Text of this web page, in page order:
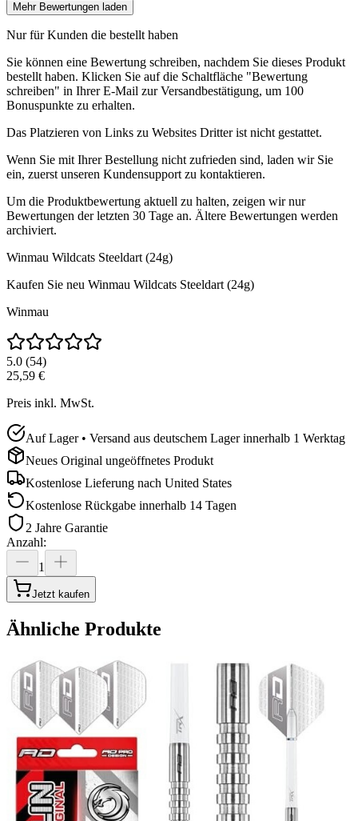
Mehr Bewertungen laden
Nur für Kunden die bestellt haben
Sie können eine Bewertung schreiben, nachdem Sie dieses Produkt
bestellt haben. Klicken Sie auf die Schaltfläche "Bewertung
schreiben" in Ihrer E-Mail zur Versandbestätigung, um 100
Bonuspunkte zu erhalten.
Das Platzieren von Links zu Websites Dritter ist nicht gestattet.
Wenn Sie mit Ihrer Bestellung nicht zufrieden sind, laden wir Sie
ein, zuerst unseren Kundensupport zu kontaktieren.
Um die Produktbewertung aktuell zu halten, zeigen wir nur
Bewertungen der letzten 30 Tage an. Ältere Bewertungen werden
archiviert.
Winmau Wildcats Steeldart (24g)
Kaufen Sie neu Winmau Wildcats Steeldart (24g)
Winmau
5.0 (54)
25,59 €
Preis inkl. MwSt.
Auf Lager • Versand aus deutschem Lager innerhalb 1 Werktag
Neues Original ungeöffnetes Produkt
Kostenlose Lieferung nach United States
Kostenlose Rückgabe innerhalb 14 Tagen
2 Jahre Garantie
Anzahl:
1
Jetzt kaufen
Ähnliche Produkte